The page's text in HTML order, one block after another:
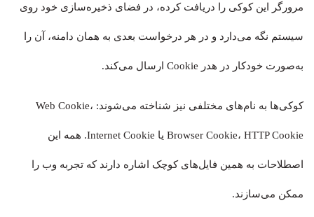
مرورگر این کوکی را دریافت کرده، در فضای ذخیره‌سازی خود روی
سیستم نگه می‌دارد و در هر درخواست بعدی به همان دامنه، آن را
به‌صورت خودکار در هدر Cookie ارسال می‌کند.
کوکی‌ها به نام‌های مختلفی نیز شناخته می‌شوند: Web Cookie،
Browser Cookie، HTTP Cookie یا Internet Cookie. همه این
اصطلاحات به همین فایل‌های کوچک اشاره دارند که تجربه وب را
ممکن می‌سازند.